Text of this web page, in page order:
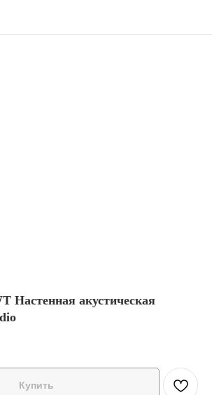
Настенная акустическая
Купить